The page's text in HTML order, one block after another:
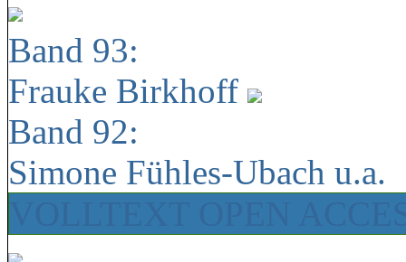
Band 93:
Frauke Birkhoff
Band 92:
Simone Fühles-Ubach u.a.